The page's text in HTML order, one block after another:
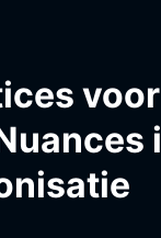
voor